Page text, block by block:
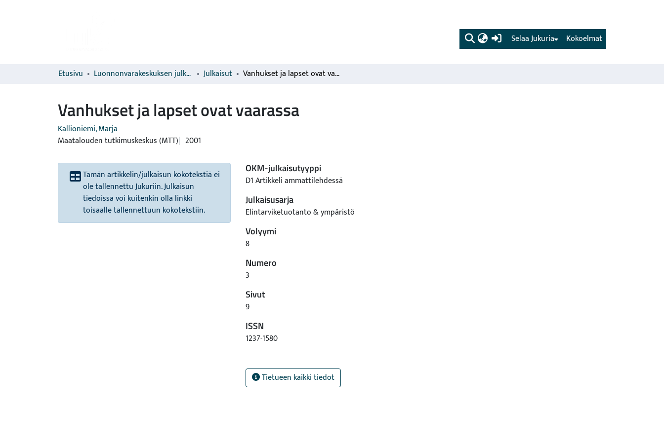
(current) Kokoelmat
Selaa Jukuria
Etusivu Luonnonvarakeskuksen julkaisut Julkaisut Vanhukset ja lapset ovat vaarassa
Vanhukset ja lapset ovat vaarassa
Kallioniemi, Marja
Maatalouden tutkimuskeskus (MTT) 2001
Tämän artikkelin/julkaisun kokotekstiä ei
ole tallennettu Jukuriin. Julkaisun
tiedoissa voi kuitenkin olla linkki
toisaalle tallennettuun kokotekstiin.
OKM-julkaisutyyppi
D1 Artikkeli ammattilehdessä
Julkaisusarja
Elintarviketuotanto & ympäristö
Volyymi
8
Numero
3
Sivut
9
ISSN
1237-1580
Tietueen kaikki tiedot